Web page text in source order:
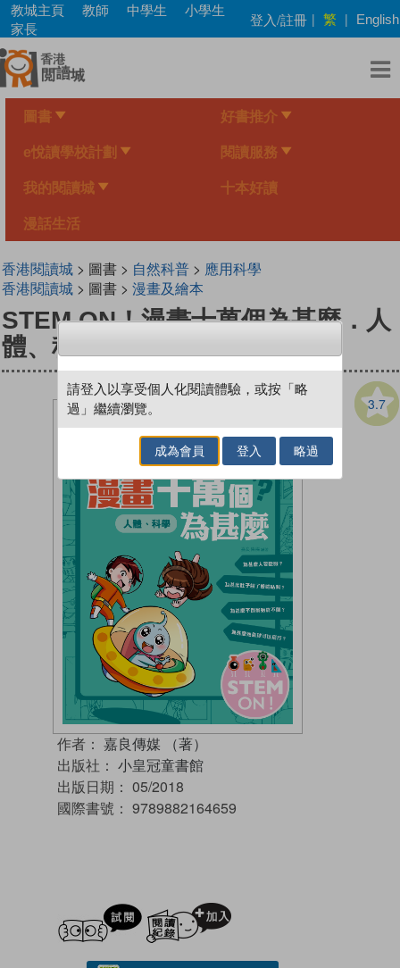
Skip
main
content
教城主頁 教師 中學生
小學生
家長
登入/註冊 | 繁 | English
圖書 好書推介
e悅讀學校計劃 閱讀服務
我的閱讀城 十本好讀
漫話生活
香港閱讀城> 圖書 > 自然科普> 應用科學
香港閱讀城> 圖書 > 漫畫及繪本
STEM ON！漫畫十萬個為甚麼．人
體、科學
3.7
作者： 嘉良傳媒 （著）
出版社： 小皇冠童書館
出版日期： 05/2018
國際書號： 9789882164659
試閲
請登入以享受個人化閱讀體驗，或按「略
過」繼續瀏覽。
成為會員 登入 略過